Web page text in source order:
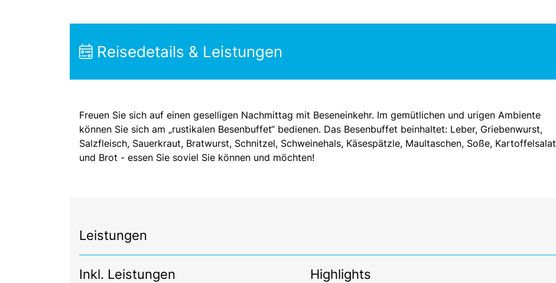
Reisedetails & Leistungen
Freuen Sie sich auf einen geselligen Nachmittag mit Beseneinkehr. Im gemütlichen und urigen Ambiente
können Sie sich am „rustikalen Besenbuffet“ bedienen. Das Besenbuffet beinhaltet: Leber, Griebenwurst,
Salzfleisch, Sauerkraut, Bratwurst, Schnitzel, Schweinehals, Käsespätzle, Maultaschen, Soße, Kartoffelsalat
und Brot - essen Sie soviel Sie können und möchten!
Leistungen
Inkl. Leistungen Highlights